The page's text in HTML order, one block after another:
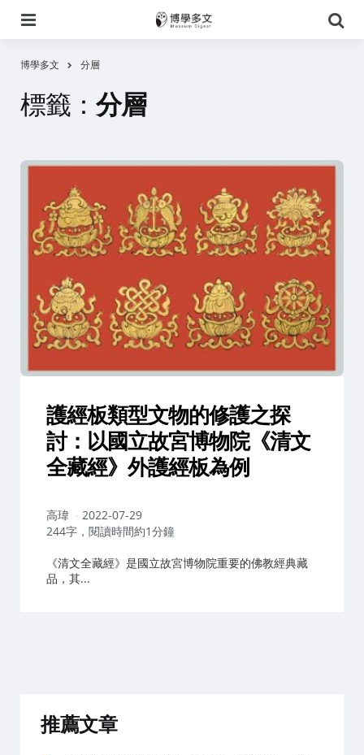
尋
博學多文 分層
標籤： 分層
護經板類型文物的修護之探
討：以國立故宮博物院《清文
全藏經》外護經板為例
作
者：
高瑋
2022-07-29
244字，閱讀時間約1分鐘
《清文全藏經》是國立故宮博物院重要的佛教經典藏
品，其...
推薦文章